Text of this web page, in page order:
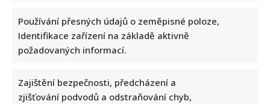
Používání přesných údajů o zeměpisné poloze,
Identifikace zařízení na základě aktivně
požadovaných informací.
Zajištění bezpečnosti, předcházení a
zjišťování podvodů a odstraňování chyb,